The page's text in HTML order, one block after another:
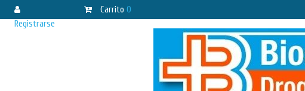
Registrarse
Carrito 0